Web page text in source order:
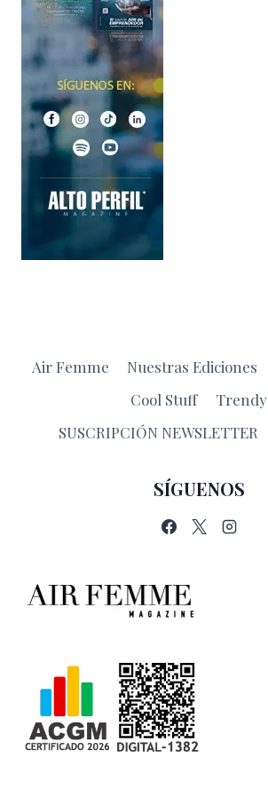
Air Femme Nuestras Ediciones
Cool Stuff
Trendy
SUSCRIPCIÓN NEWSLETTER
SÍGUENOS